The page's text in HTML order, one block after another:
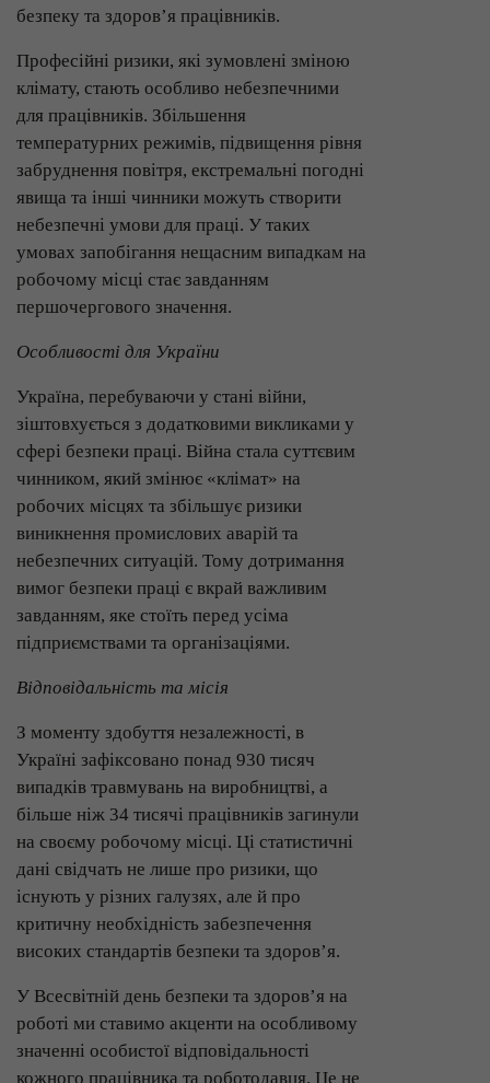
безпеку та здоров’я працівників.
Професійні ризики, які зумовлені зміною
клімату, стають особливо небезпечними
для працівників. Збільшення
температурних режимів, підвищення рівня
забруднення повітря, екстремальні погодні
явища та інші чинники можуть створити
небезпечні умови для праці. У таких
умовах запобігання нещасним випадкам на
робочому місці стає завданням
першочергового значення.
Особливості для України
Україна, перебуваючи у стані війни,
зіштовхується з додатковими викликами у
сфері безпеки праці. Війна стала суттєвим
чинником, який змінює «клімат» на
робочих місцях та збільшує ризики
виникнення промислових аварій та
небезпечних ситуацій. Тому дотримання
вимог безпеки праці є вкрай важливим
завданням, яке стоїть перед усіма
підприємствами та організаціями.
Відповідальність та місія
З моменту здобуття незалежності, в
Україні зафіксовано понад 930 тисяч
випадків травмувань на виробництві, а
більше ніж 34 тисячі працівників загинули
на своєму робочому місці. Ці статистичні
дані свідчать не лише про ризики, що
існують у різних галузях, але й про
критичну необхідність забезпечення
високих стандартів безпеки та здоров’я.
У Всесвітній день безпеки та здоров’я на
роботі ми ставимо акценти на особливому
значенні особистої відповідальності
кожного працівника та роботодавця. Це не